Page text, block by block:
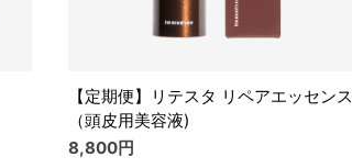
【定期便】リテスタ リペアエッセンス
（頭皮用美容液)
8,800円